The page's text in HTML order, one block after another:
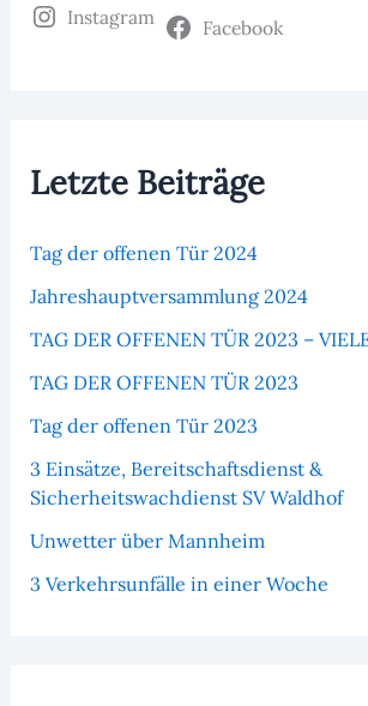
Instagram Facebook
Letzte Beiträge
Tag der offenen Tür 2024
Jahreshauptversammlung 2024
TAG DER OFFENEN TÜR 2023 –
TAG DER OFFENEN TÜR 2023
Tag der offenen Tür 2023
3 Einsätze, Bereitschaftsdienst &
Sicherheitswachdienst SV Waldhof
Unwetter über Mannheim
3 Verkehrsunfälle in einer Woche